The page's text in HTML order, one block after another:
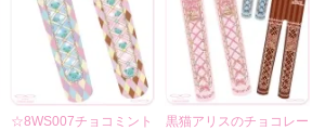
☆8WS007チョコミント
黒猫アリスのチョコレー